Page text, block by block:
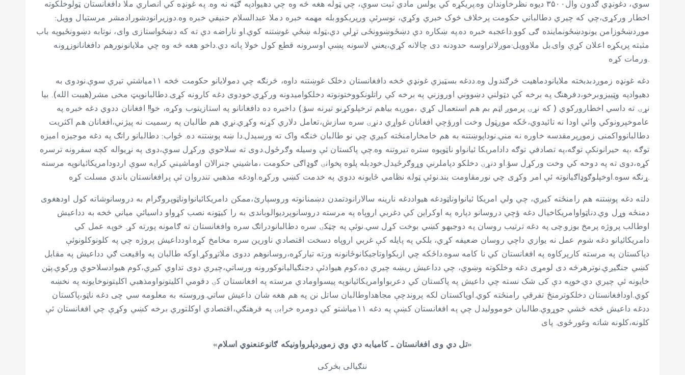
سوي، دغونډي ګدون وال۳۵۰۰ دیوه نظرخاوندان وه.پریکړه کي یولس مادي ثبت سوې، چي ټوله هغه څه وه چي دهیوادپه ګټه نه وه. په غونډه کي انصاري ملا دافغانستان ټولوخلکوته
اخطار ورکړی،چي که چیري دطالباني حکومت پرخلاف څوک خبري وکړي، نوسرئې ورپریکوو.بله مهمه خبره دملا عبدالسلام حنیفي خبره وه.دوزیرانودشورادمشر مرستیال وویل:
موږدښځوزامن یونودښځونماینده ګی کوو.داعجبه خبره ده.په ښکاره دي دښځوښوونځی تړلي دي،ټوله ښځي غوښتنه کوي.او ناراضه دي ته که دښځواستازی وای، نوتابه دښوونځیوپه باب
مثبته پریکړه اعلان کړې وای.بل ملاوویل:موږلاتراوسه حدودنه دی چالانه کړي،یعني لاسونه پښې اوسرونه قطع کول خولا پاته دي.داخو هغه څه وه چي ملایانونورهم دافغانانوزړونه
ورمات کړه.
دغه غونډه زموږدبدبخته ملایانودماهیت څرګندول وه.ددغه بسټیزي غونډي څخه دافغانستان دخلک غوښتنه داوه، څرنګه چي دمولایانو حکومت څخه ۱۱میاشتي تیري سوې.نودوی به
دهیوادپه وټییزوبرخو،دفرهنګ په برخه کي دټولني دښووني اوروزني په برخه کي راتلونکووختونوته دخلکوامیدونه ورکړي.خودوی دغه کارونه کړی.دطالبانوپټ مخی مشر(هیبت الله). بیا
نړۍ ته داسي اخطارورکوي ( که نړۍ پرموږ اټم بم هم استعمال کړي ،موږبه بیاهم ترخپلوکړنو تیرنه سؤ.) داخبره ده دافغانانو په استازیتوب وکړه، خو!! افغانان ددوي دغه خبره په
عاموخپرونوکي وائي اودا نه تائیدوي،ځکه موږټول وخت اورؤچي افغانان غواړي دنړۍ سره سازش،تعامل دلاري کړنه وکړي.نړي هم طالبان په رسمیت نه پيژني،افغانان هم اکثریت
دطالبانوواکمنی زموږپرمقدسه خاوره نه مني.نوداپوښتنه به هم خامخارامنځته کیږي چي نو طالبان څنګه واک ته ورسیدل.دا ښه پوښتنه ده. ځواب: دطالبانو راتګ په دغه موجیزه امیزه
توګه ،په حیرانونکې توګه،په تصادفي توګه دادامریکا ئيانواو ناټویوه ستره تیروتنه وه.چي پاکستان ئې وسیله وګرځول.دوی ته سلاحوي ورکړل سوې،دوی په نړیواله کچه سفرونه ترسره
کړه،دوی ته په دوحه کي وخت ورکړل سؤ.او دنړۍ دخلکو دپاملرني وړوګرځیدل.خودبله پلوه پخوانۍ ګوډاګی حکومت ،ماشیني جنرالان اوماشیني کرایه سوې اردودامریکائیانوپه مرسته
ړنګه سوه.اوخپلوګوډاګیانوته ئې امر وکړی چي نورمقاومت بند.نوئې ټوله نظامي ځایونه ددوي په خدمت کښي ورکړه.اودغه مذهبي تندروان ئې پرافغانستان باندي مسلت کړه.
دلته دغه پوښتنه هم رامنځته کیږي، چي ولي امریکا ئيانواوناټودغه هیواددغه نارینه سالارانودتمدن دښمنانوته وروسپارئ،ممکن دامریکائیانواوناټوپروګرام به دروسانوشاته کول اودهغوی
دمنځه وړل وي.دناټواوامریکاخیال دغه ؤچي دروسانو دپاره په اوکراین کي دغربي اروپاه په مرسته دروسانوپردیوالوباندی به را کیټونه نصب کړواو داسیائي میاني څخه به دداعیش
اوطالب پروژه پرمخ بوزو.چی په دغه ترتیب روسان په دوجبهو کښي بوخت کړل سي.نوئې په چټکۍ سره دطالبانودراتګ سره وافغانستان ته ګامونه پورته کړ. خوپه عمل کي
دامریکائيانو دغه شوم عمل نه یوازي داچي روسان ضعیفه کړي، بلکي په پایله کې غربي اروپاه دسخت اقتصادي ناورین سره مخامخ کړه.اودداعیش پروژه چي په کلونوکلونوئې
دپاکستان په مرسته کارپرکاوه په افغانستان کي نا کامه سوه.داځکه چي ازبکواوتاجیکانوځانونه ورته تیارکړه،روسانوهم ددوی ملاتړوکړ.اوکه طالبان په واقیعت ګي دداعیش په مقابل
کښي جنګیږي.نوترهرڅه دی لومړی دغه وخلکوته وښوي، چي دداعیش ریښه چیري ده،کوم هیوادئې دجنګیالیانوکورونه ورساتي،چيري دوی تداوي کیږي،کوم هیوادسلاحوي ورکوي.پټن
خایونه ئې چیري دي.خوپه دې کی شک نسته چي داعیش په پاکستان کي دعربواوامریکائيانوپه پيسواومادي مرسته په افغانستان کۍ دقومي اکلیتونواومذهبي اکلیتونوخایونه په نخښه
کوي.اودافغانستان دخلکوترمنځ تفرقې رامنځته کوي.اوپاکستان لکه پروندچې مجاهداوطالبان ساتل نن په هم هغه شان داعیش ساتي.وروسته به معلومه سي چی دغه ناټو،پاکستان
ددغه داعیش څخه څشي جوړوي.طالبان خوموولیدل چي په افغانستان کښې په دغه ۱۱میاشتو کي دومره خرابۍ په فرهنګي،اقتصادي اوکلتوري برخه کښي وکړې چي افغانستان ئې
کلونه،کلونه شاته وغورځوی. پای
«تل دي وی افغانستان ـ کامیابه دي وي زموږدپلرواونیکه ګانوعنعنوي اسلام»
ننګیالی بڅرکی